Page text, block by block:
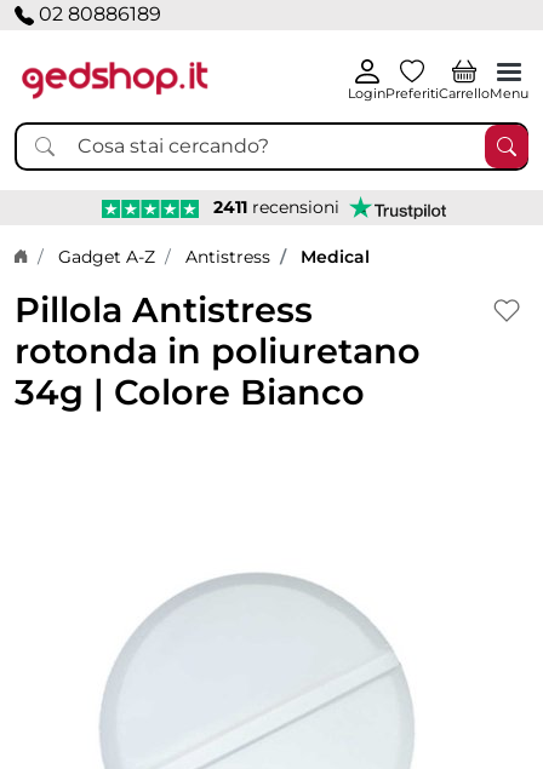
02 80886189
LoginPreferitiCarrelloMenu
2411 recensioni
Home page
Gadget A-Z Antistress Medical
Pillola Antistress
rotonda in poliuretano
34g | Colore Bianco